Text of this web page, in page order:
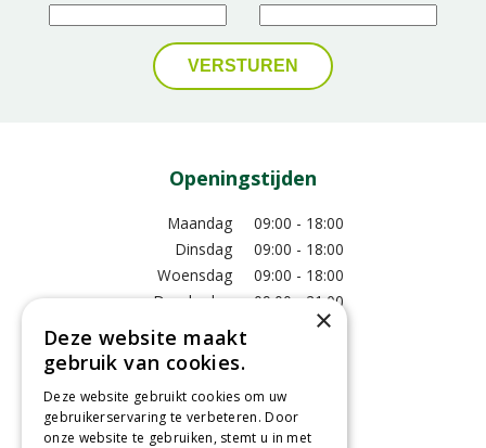
Openingstijden
Maandag
09:00 - 18:00
Dinsdag
09:00 - 18:00
Woensdag
09:00 - 18:00
Donderdag
09:00 - 21:00
Vrijdag
09:00 - 18:00
Zaterdag
Toon alle openingstijden
×
Deze website maakt
gebruik van cookies.
Deze website gebruikt cookies om uw
gebruikerservaring te verbeteren. Door
onze website te gebruiken, stemt u in met